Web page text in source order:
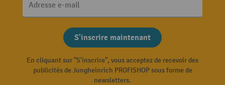
Adresse e-mail
S'inscrire maintenant
En cliquant sur "S'inscrire", vous acceptez de recevoir des
publicités de Jungheinrich PROFISHOP sous forme de
newsletters.